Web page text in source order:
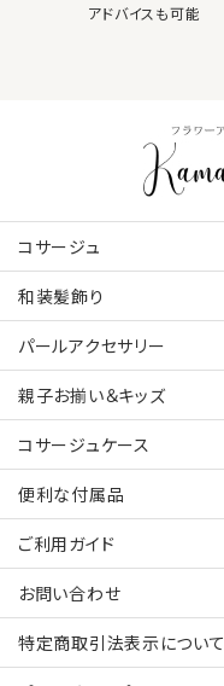
アドバイスも可能
コサージュ
和装髪飾り
パールアクセサリー
親子お揃い＆キッズ
コサージュケース
便利な付属品
ご利用ガイド
お問い合わせ
特定商取引法表示について